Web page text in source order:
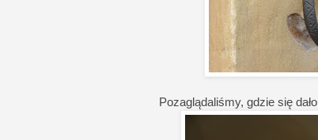
Pozaglądaliśmy, gdzie się dało